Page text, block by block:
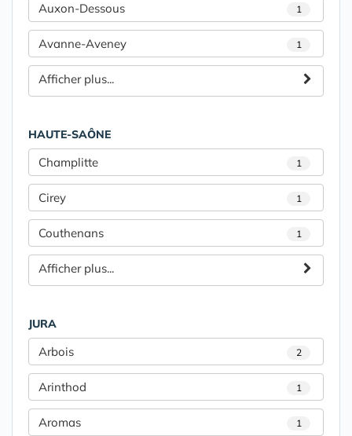
Auxon-Dessous 1
Avanne-Aveney 1
Afficher plus...
HAUTE-SAÔNE
Champlitte 1
Cirey 1
Couthenans 1
Afficher plus...
JURA
Arbois 2
Arinthod 1
Aromas 1